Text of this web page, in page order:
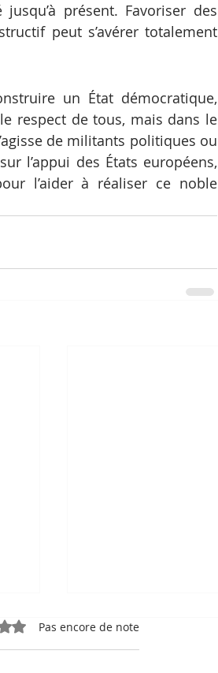
présent. Favoriser des
peut s’avérer totalement
un État démocratique,
respect de tous, mais dans le
de militants politiques ou
l’appui des États européens,
l’aider à réaliser ce noble
sur 5.
Pas encore de note